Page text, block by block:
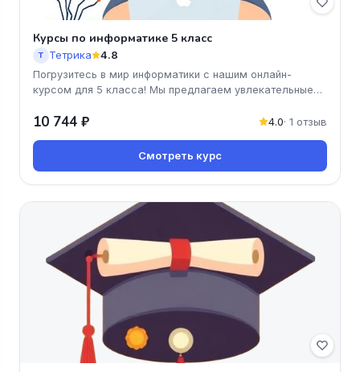
Курсы по информатике 5 класс
Т Тетрика 4.8
Погрузитесь в мир информатики с нашим онлайн-
курсом для 5 класса! Мы предлагаем увлекательные
10 744 ₽ 4.0· 1 отзыв
Смотреть курс